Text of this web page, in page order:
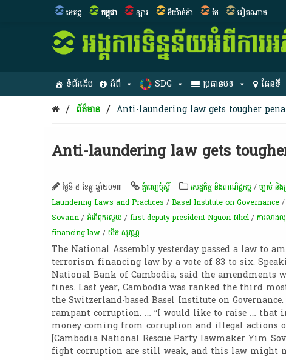
មេគង្គ កម្ពុជា ឡាវ មីយ៉ាន់ម៉ា ថៃ វៀតណាម
ទំព័រដើម អំពី SDG ប្រធានបទ ផែនទី
/ ព័ត៌មាន / Anti-laundering law gets tougher
Anti-laundering law gets
ថ្ងៃទី ៥ ខែធ្នូ ឆ្នាំ២០១៣ ភ្នំពេញប៉ុស្តិ៍ សេដ្ឋកិច្ច និងពាណិជ្ជកម្ម /ច្បាប់ និង
Laundering Laws and Practices /Basel Institute on Governance /
Sovann /អំពើពុក​រលួយ /first deputy president Nguon Nhel /ការលាង
financing law /យឹម សុវណ្ណ
The National Assembly yesterday passed a law to
terrorism financing law by a vote of 83 to six.
National Bank of Cambodia, said the amendments
fines. Last year, Cambodia was ranked the third
the Switzerland-based Basel Institute on
rampant corruption. … “I would like to raise … that
money coming from corruption and illegal actions
[Cambodia National Rescue Party lawmaker Yim
fight corruption are still weak, and this law might